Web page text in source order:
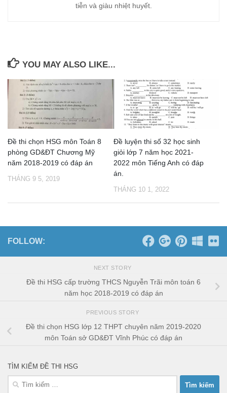
tiễn và giàu nhiệt huyết.
YOU MAY ALSO LIKE...
Đề thi chọn HSG môn Toán 8
phòng GD&ĐT Chương Mỹ
năm 2018-2019 có đáp án
THÁNG 9 5, 2019
Đề luyện thi số 32 học sinh
giỏi lớp 7 năm học 2021-
2022 môn Tiếng Anh có đáp
án.
THÁNG 10 1, 2022
FOLLOW:
NEXT STORY
Đề thi HSG cấp trường THCS Nguyễn Trãi môn toán 6
năm học 2018-2019 có đáp án
PREVIOUS STORY
Đề thi chọn HSG lớp 12 THPT chuyên năm 2019-2020
môn Toán sở GD&ĐT Vĩnh Phúc có đáp án
TÌM KIẾM ĐỀ THI HSG
Tìm